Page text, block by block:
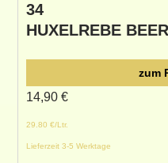
34
HUXELREBE
29.80 €/Ltr.
Lieferzeit 3-5 Werktage
14,90 €
zum